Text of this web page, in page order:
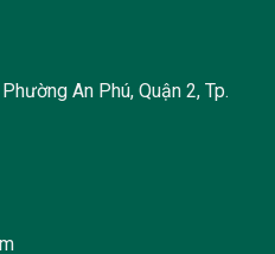
An Phú, Quận 2, Tp.